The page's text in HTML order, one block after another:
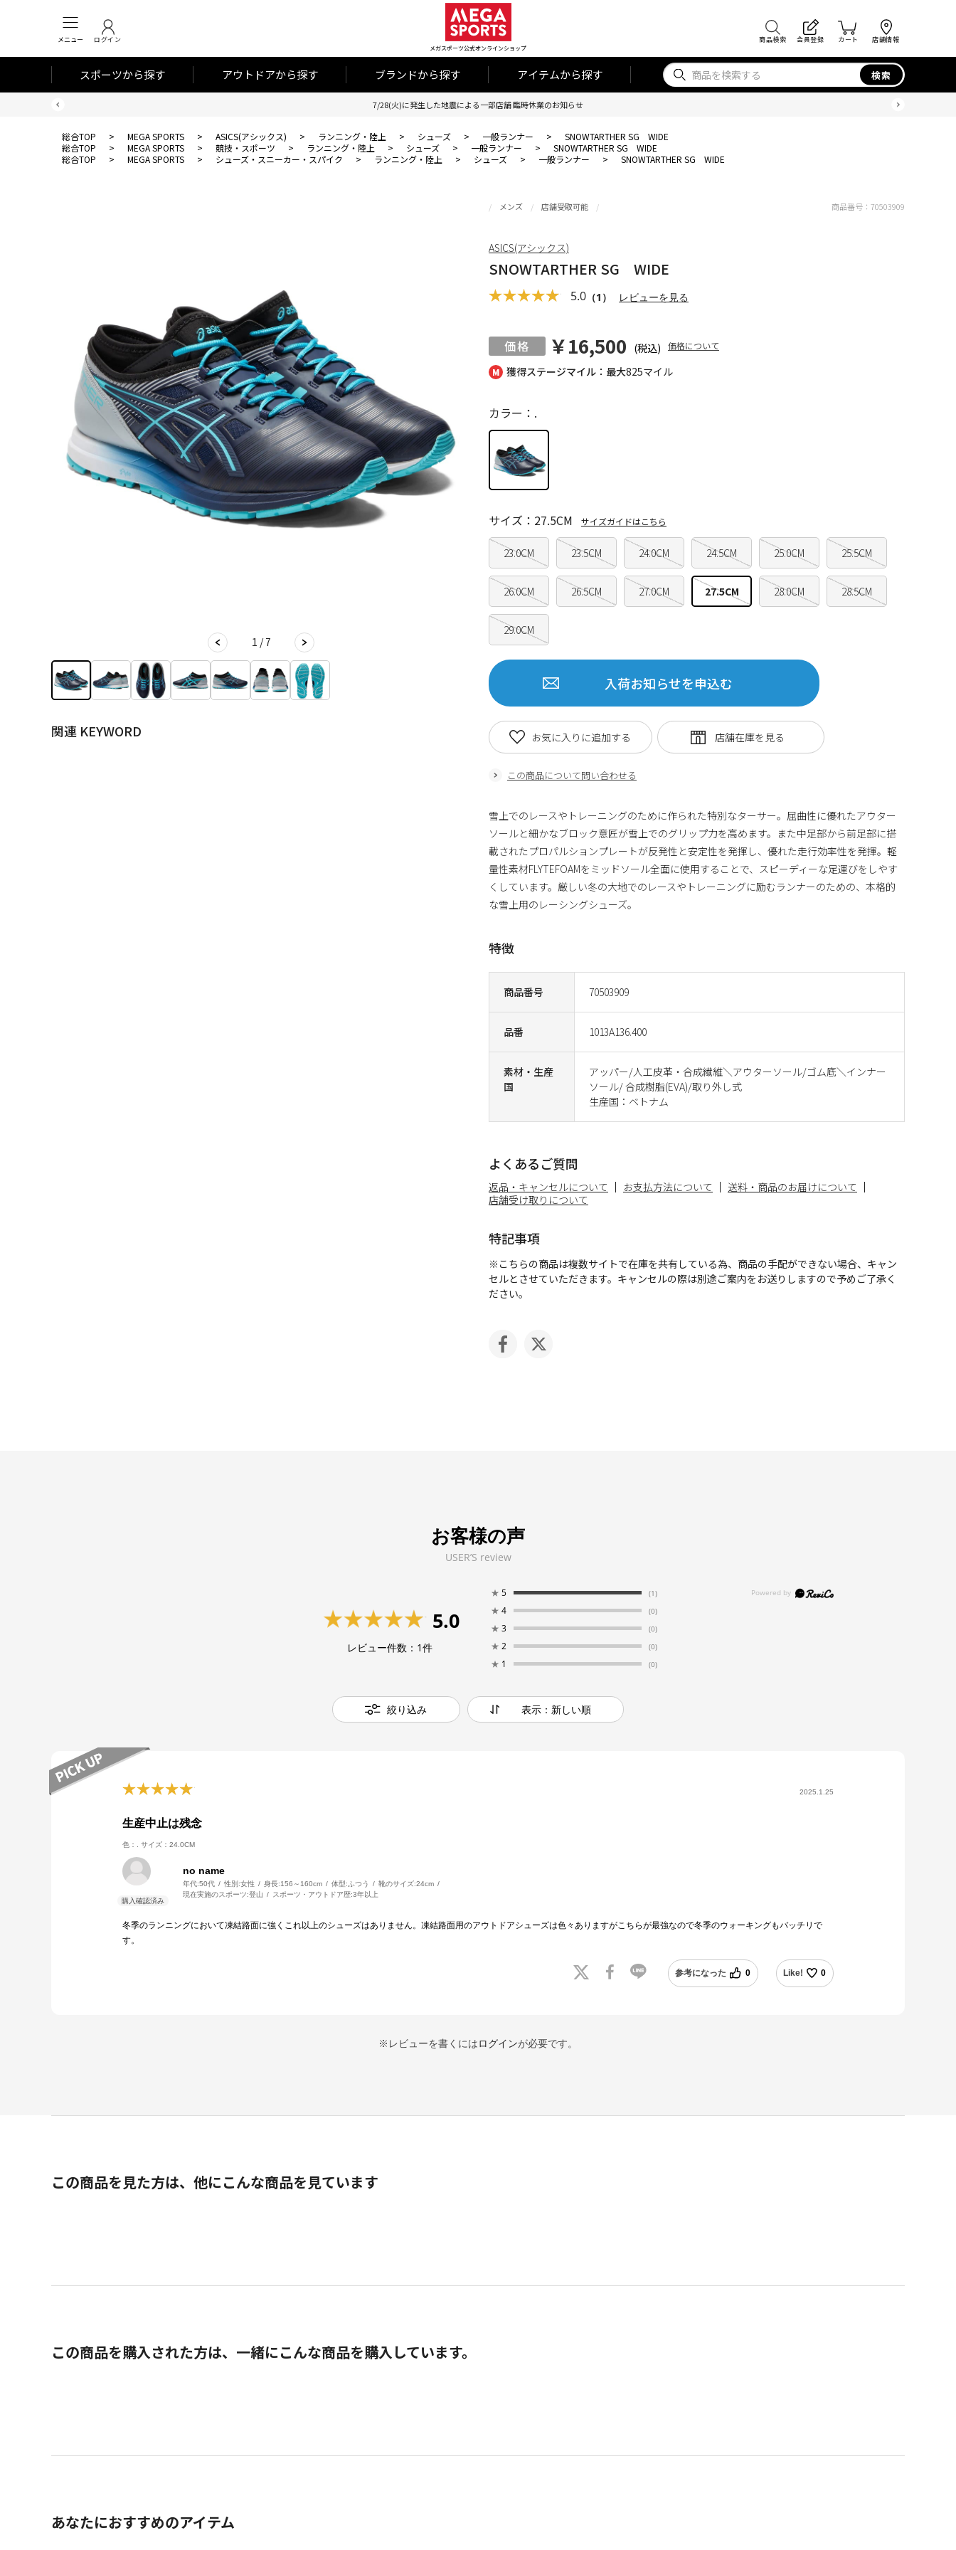
メニュー ログイン
メガスポーツ公式オンラインショップ
商品検索 会員登録 カート 店舗情報
スポーツから探す アウトドアから探す ブランドから探す アイテムから探す 検索
7/28(火)に発生した地震による一部店舗 臨時休業のお知らせ
総合TOP > MEGA SPORTS > ASICS(アシックス) > ランニング・陸上 > シューズ > 一般ランナー >
SNOWTARTHER SG WIDE
総合TOP
> MEGA SPORTS > 競技・スポーツ > ランニング・陸上 > シューズ > 一般ランナー >
SNOWTARTHER SG WIDE
総合TOP
> MEGA SPORTS > シューズ・スニーカー・スパイク > ランニング・陸上 > シューズ > 一般ランナー > SNOWTARTHER SG WIDE
1 / 7
関連 KEYWORD
獲得ステージマイル：最大825マイル
メンズ 店舗受取可能
SNOWTARTHER SG WIDE
5.0 （1） レビューを見る
￥16,500 (税込) 価格について
商品番号 70503909
品番 1013A136.400
素材・生産
国
アッパー/人工皮革・合成繊維＼アウターソール/ゴム底＼インナー
ソール/ 合成樹脂(EVA)/取り外し式
生産国：ベトナム
カラー：.
23.0CM 23.5CM 24.0CM 24.5CM 25.0CM 25.5CM
26.0CM 26.5CM 27.0CM 27.5CM 28.0CM 28.5CM
29.0CM
サイズ：27.5CM サイズガイドはこちら
入荷お知らせを申込む
この商品について問い合わせる
お気に入りに追加する
商品番号： 70503909
ASICS(アシックス)
雪上でのレースやトレーニングのために作られた特別なターサー。屈曲性に優れたアウター
ソールと細かなブロック意匠が雪上でのグリップ力を高めます。また中足部から前足部に搭
載されたプロパルションプレートが反発性と安定性を発揮し、優れた走行効率性を発揮。軽
量性素材FLYTEFOAMをミッドソール全面に使用することで、スピーディーな足運びをしやす
くしています。厳しい冬の大地でのレースやトレーニングに励むランナーのための、本格的
な雪上用のレーシングシューズ。
特徴
よくあるご質問
返品・キャンセルについて お支払方法について
送料・商品のお届けについて
店舗受け取りについて
特記事項
※こちらの商品は複数サイトで在庫を共有している為、商品の手配ができない場合、キャン
セルとさせていただきます。キャンセルの際は別途ご案内をお送りしますので予めご了承く
ださい。
お客様の声
USER’S review
5.0
レビュー件数： 1件
★ 5 (1)
★ 4 (0)
★ 3 (0)
★ 2 (0)
★ 1 (0)
絞り込み 表示：新しい順
2025.1.25
生産中止は残念
色：. サイズ：24.0CM
no name
年代:50代 性別:女性 身長:156～160cm 体型: ふつう 靴のサイズ:24cm
現在実施のスポーツ:登山 スポーツ・アウトドア歴:3年以上
冬季のランニングにおいて凍結路面に強くこれ以上のシューズはありません。凍結路面用のアウトドアシューズは色々ありますがこちらが最強なので冬季のウォーキングもバッチリで
す。
参考になった 0 Like! 0
※レビューを書くにはログインが必要です。
この商品を見た方は、他にこんな商品を見ています
この商品を購入された方は、一緒にこんな商品を購入しています。
あなたにおすすめのアイテム